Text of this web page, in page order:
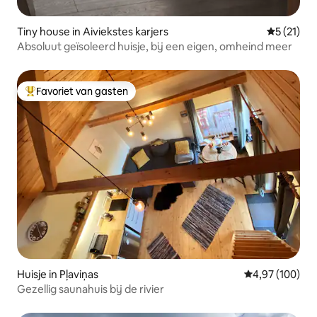
Tiny house in Aiviekstes karjers
5 (21)
Absoluut geïsoleerd huisje, bij een eigen, omheind meer
Topfavoriet van gasten
Favoriet van gasten
Huisje in Pļaviņas Gemiddelde
4,97 (100)
Gezellig saunahuis bij de rivier